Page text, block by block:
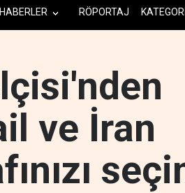
HABERLER RÖPORTAJ
ve İran